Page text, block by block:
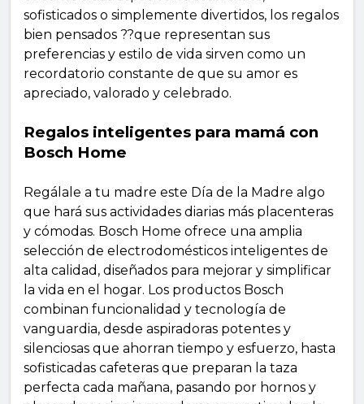
sofisticados o simplemente divertidos, los regalos
bien pensados ??que representan sus
preferencias y estilo de vida sirven como un
recordatorio constante de que su amor es
apreciado, valorado y celebrado.
Regalos inteligentes para mamá con
Bosch Home
Regálale a tu madre este Día de la Madre algo
que hará sus actividades diarias más placenteras
y cómodas. Bosch Home ofrece una amplia
selección de electrodomésticos inteligentes de
alta calidad, diseñados para mejorar y simplificar
la vida en el hogar. Los productos Bosch
combinan funcionalidad y tecnología de
vanguardia, desde aspiradoras potentes y
silenciosas que ahorran tiempo y esfuerzo, hasta
sofisticadas cafeteras que preparan la taza
perfecta cada mañana, pasando por hornos y